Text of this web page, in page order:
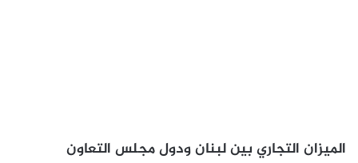
الميزان التجاري بين لبنان ودول مجلس التعاون